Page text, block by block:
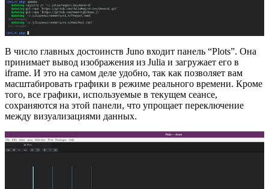
В число главных достоинств Juno входит панель “Plots”. Она
принимает вывод изображения из Julia и загружает его в
iframe. И это на самом деле удобно, так как позволяет вам
масштабировать графики в режиме реального времени. Кроме
того, все графики, используемые в текущем сеансе,
сохраняются на этой панели, что упрощает переключение
между визуализациями данных.